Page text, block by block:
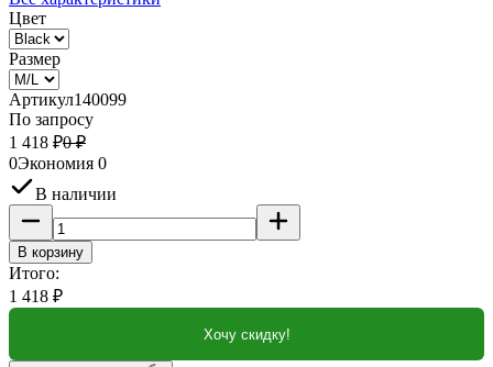
Цвет
Размер
Артикул140099
По запросу
1 418 ₽0 ₽
0Экономия 0
В наличии
В корзину
Итого:
1 418 ₽
Хочу скидку!